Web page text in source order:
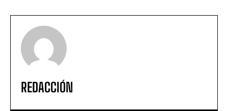
REDACCIÓN